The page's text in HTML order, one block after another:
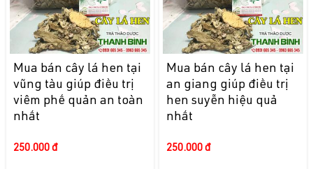
Mua bán cây lá hen tại
vũng tàu giúp điều trị
viêm phế quản an toàn
nhất
250.000 đ
Mua bán cây lá hen tại
an giang giúp điều trị
hen suyễn hiệu quả
nhất
250.000 đ